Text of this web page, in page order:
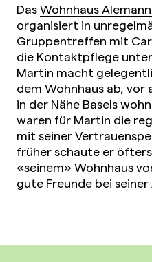
DasWohnhaus
organisiert in
Gruppentreffen mit
die Kontaktpflege
Martin macht
dem Wohnhaus ab,
in der Nähe Basels
waren für Martin die
mit seiner
früher schaute er
«seinem» Wohnhaus
gute Freunde bei